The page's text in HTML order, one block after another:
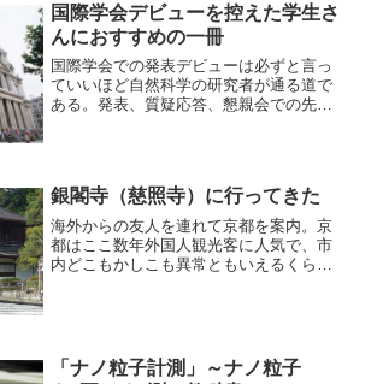
国際学会デビューを控えた学生さ
んにおすすめの一冊
国際学会での発表デビューは必ずと言っ
ていいほど自然科学の研究者が通る道で
ある。発表、質疑応答、懇親会での先生
た私は、ガチガチに緊張し...
銀閣寺（慈照寺）に行ってきた
海外からの友人を連れて京都を案内。京
都はここ数年外国人観光客に人気で、市
内どこもかしこも異常ともいえるくらい
「ナノ粒子計測」～ナノ粒子